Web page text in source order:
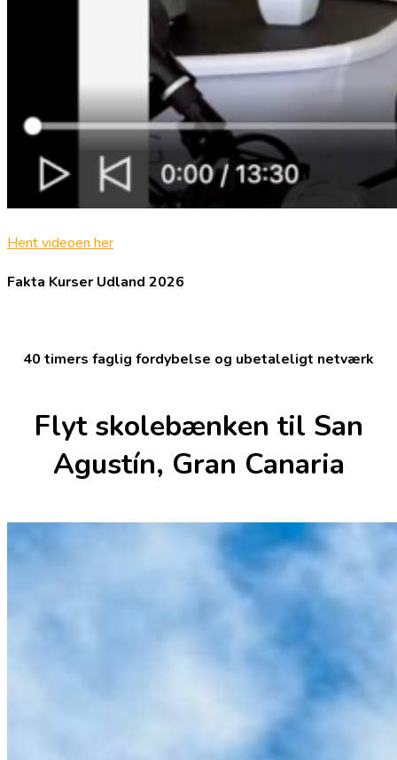
Hent videoen her
Fakta Kurser Udland 2026
40 timers faglig fordybelse og ubetaleligt netværk
Flyt skolebænken til San
Agustín, Gran Canaria